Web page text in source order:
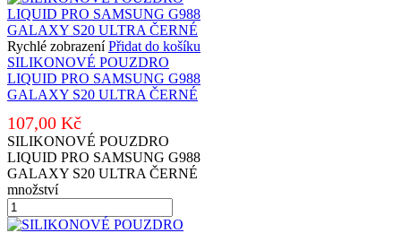
Rychlé zobrazení Přidat do košíku
SILIKONOVÉ POUZDRO
LIQUID PRO SAMSUNG G988
GALAXY S20 ULTRA ČERNÉ
107,00 Kč
SILIKONOVÉ POUZDRO
LIQUID PRO SAMSUNG G988
GALAXY S20 ULTRA ČERNÉ
množství